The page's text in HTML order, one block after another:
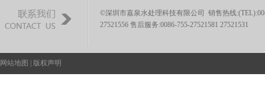
©深圳市嘉泉水处理科技有限公司 销售热线
27521556 售后服务:0086-755-27521581 27521531
网站地图 版权声明